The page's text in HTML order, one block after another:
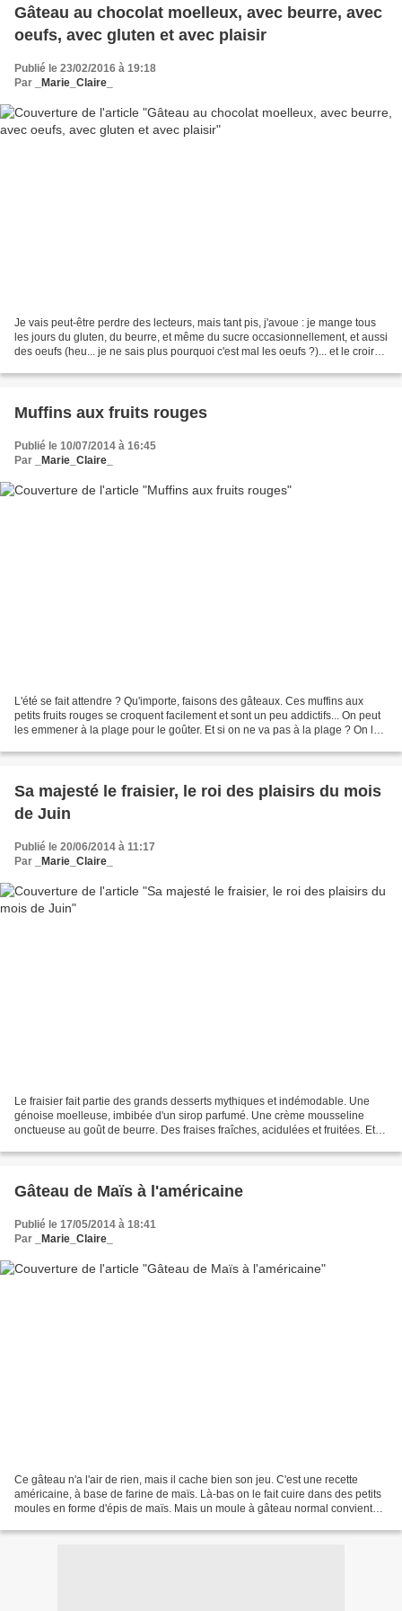
Gâteau au chocolat moelleux, avec beurre, avec
oeufs, avec gluten et avec plaisir
Publié le 23/02/2016 à 19:18
Par
_Marie_Claire_
Je vais peut-être perdre des lecteurs, mais tant pis, j'avoue : je mange tous
les jours du gluten, du beurre, et même du sucre occasionnellement, et aussi
des oeufs (heu... je ne sais plus pourquoi c'est mal les oeufs ?)... et le croirez
Muffins aux fruits rouges
Publié le 10/07/2014 à 16:45
Par
_Marie_Claire_
L'été se fait attendre ? Qu'importe, faisons des gâteaux. Ces muffins aux
petits fruits rouges se croquent facilement et sont un peu addictifs... On peut
les emmener à la plage pour le goûter. Et si on ne va pas à la plage ? On les
Sa majesté le fraisier, le roi des plaisirs du mois
de Juin
Publié le 20/06/2014 à 11:17
Par
_Marie_Claire_
Le fraisier fait partie des grands desserts mythiques et indémodable. Une
génoise moelleuse, imbibée d'un sirop parfumé. Une crème mousseline
onctueuse au goût de beurre. Des fraises fraîches, acidulées et fruitées. Et
Gâteau de Maïs à l'américaine
Publié le 17/05/2014 à 18:41
Par
_Marie_Claire_
Ce gâteau n'a l'air de rien, mais il cache bien son jeu. C'est une recette
américaine, à base de farine de maïs. Là-bas on le fait cuire dans des petits
moules en forme d'épis de maïs. Mais un moule à gâteau normal convient